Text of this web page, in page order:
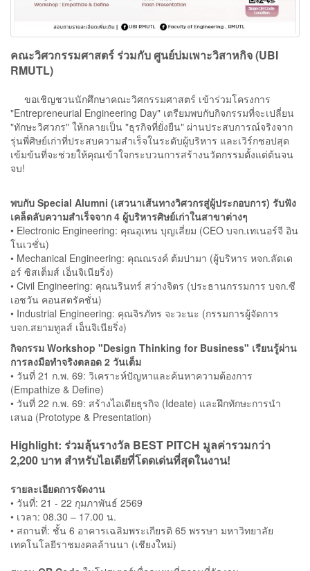
คณะวิศวกรรมศาสตร์ ร่วมกับ ศูนย์บ่มเพาะวิสาหกิจ (UBI
RMUTL)
ขอเชิญชวนนักศึกษาคณะวิศกรรมศาสตร์ เข้าร่วมโครงการ
"Entrepreneurial Engineering Day" เตรียมพบกับกิจกรรมที่จะเปลี่ยน
"ทักษะวิศวกร" ให้กลายเป็น "ธุรกิจที่ยั่งยืน" ผ่านประสบการณ์จริงจาก
รุ่นพี่ศิษย์เก่าที่ประสบความสำเร็จในระดับผู้บริหาร และเวิร์กชอปสุด
เข้มข้นที่จะช่วยให้คุณเข้าใจกระบวนการสร้างนวัตกรรมตั้งแต่ต้นจน
จบ!
พบกับ Special Alumni (เสวนาเส้นทางวิศวกรสู่ผู้ประกอบการ) รับฟัง
เคล็ดลับความสำเร็จจาก 4 ผู้บริหารศิษย์เก่าในสาขาต่างๆ
• Electronic Engineering: คุณอุเทน บุญเลี่ยม (CEO บจก.เทเนอร์จี อิน
โนเวชั่น)
• Mechanical Engineering: คุณณรงค์ ต้มปามา (ผู้บริหาร หจก.ลัดเด
อร์ ซิสเต็มส์ เอ็นจิเนียริ่ง)
• Civil Engineering: คุณนรินทร์ สว่างจิตร (ประธานกรรมการ บจก.ซี
เอชวัน คอนสตรัคชั่น)
• Industrial Engineering: คุณจิรภัทร จะวะนะ (กรรมการผู้จัดการ
บจก.สยามทูลส์ เอ็นจิเนียริ่ง)
กิจกรรม Workshop "Design Thinking for Business" เรียนรู้ผ่าน
การลงมือทำจริงตลอด 2 วันเต็ม
• วันที่ 21 ก.พ. 69: วิเคราะห์ปัญหาและค้นหาความต้องการ
(Empathize & Define)
• วันที่ 22 ก.พ. 69: สร้างไอเดียธุรกิจ (Ideate) และฝึกทักษะการนำ
เสนอ (Prototype & Presentation)
Highlight: ร่วมลุ้นรางวัล BEST PITCH มูลค่ารวมกว่า
2,200 บาท สำหรับไอเดียที่โดดเด่นที่สุดในงาน!
รายละเอียดการจัดงาน
• วันที่: 21 - 22 กุมภาพันธ์ 2569
• เวลา: 08.30 – 17.00 น.
• สถานที่: ชั้น 6 อาคารเฉลิมพระเกียรติ 65 พรรษา มหาวิทยาลัย
เทคโนโลยีราชมงคลล้านนา (เชียงใหม่)